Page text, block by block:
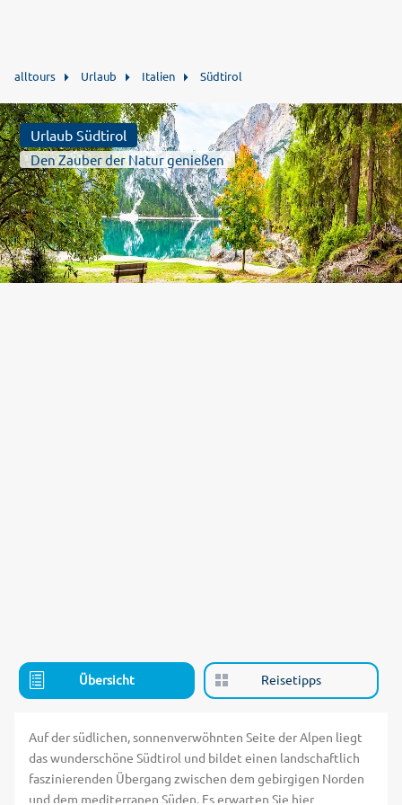
alltours Urlaub Italien Südtirol
Urlaub Südtirol
Den Zauber der Natur genießen
Übersicht Reisetipps
Auf der südlichen, sonnenverwöhnten Seite der Alpen liegt
das wunderschöne Südtirol und bildet einen landschaftlich
faszinierenden Übergang zwischen dem gebirgigen Norden
und dem mediterranen Süden. Es erwarten Sie hier